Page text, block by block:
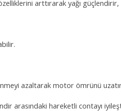
arttırarak yağı
azaltarak motor ömrünü
arasındaki hareketli contayı